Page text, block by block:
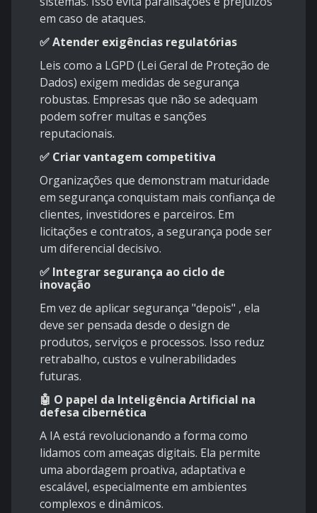
em caso de ataques.
✅ Atender exigências regulatórias
Leis como a LGPD (Lei Geral de Proteção de
Dados) exigem medidas de segurança
robustas. Empresas que não se adequam
podem sofrer multas e sanções
reputacionais.
✅ Criar vantagem competitiva
Organizações que demonstram maturidade
em segurança conquistam mais confiança de
clientes, investidores e parceiros. Em
licitações e contratos, a segurança pode ser
um diferencial decisivo.
✅ Integrar segurança ao ciclo de
inovação
Em vez de aplicar segurança "depois" , ela
deve ser pensada desde o design de
produtos, serviços e processos. Isso reduz
retrabalho, custos e vulnerabilidades
futuras.
🤖 O papel da Inteligência Artificial na
defesa cibernética
A IA está revolucionando a forma como
lidamos com ameaças digitais. Ela permite
uma abordagem proativa, adaptativa e
escalável, especialmente em ambientes
complexos e dinâmicos.